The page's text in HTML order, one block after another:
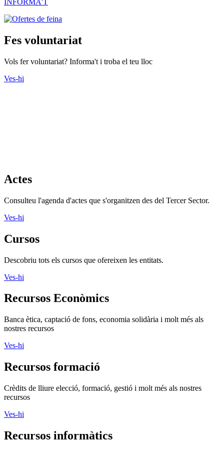
INFORMA'T
Fes voluntariat
Vols fer voluntariat? Informa't i troba el teu lloc
Ves-hi
Actes
Consulteu l'agenda d'actes que s'organitzen des del Tercer Sector.
Ves-hi
Cursos
Descobriu tots els cursos que ofereixen les entitats.
Ves-hi
Recursos Econòmics
Banca ètica, captació de fons, economia solidària i molt més als
nostres recursos
Ves-hi
Recursos formació
Crèdits de lliure elecció, formació, gestió i molt més als nostres
recursos
Ves-hi
Recursos informàtics